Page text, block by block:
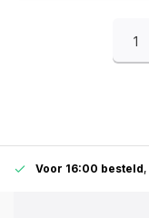
1
Voor 16:00 besteld,